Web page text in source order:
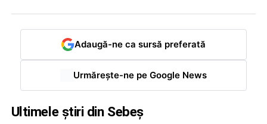
Adaugă-ne ca sursă preferată
Urmărește-ne pe Google News
Ultimele știri din Sebeș